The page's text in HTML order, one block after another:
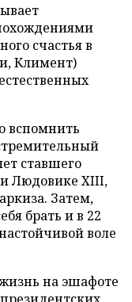
счастья в
Климент)
вспомнить
ставшего
Людовике XIII,
Затем,
брать и в 22
воле
на эшафоте